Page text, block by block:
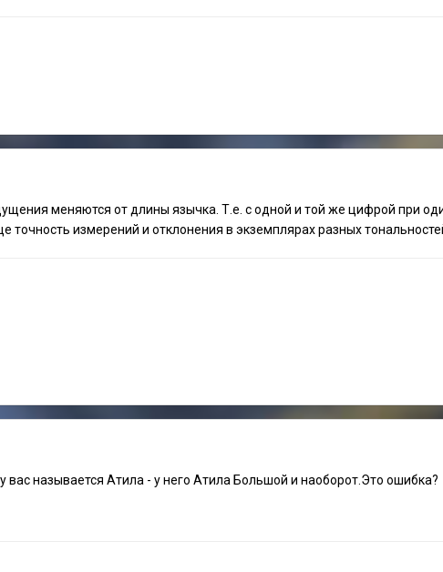
меняются от длины язычка. Т.е. с одной и той же цифрой при
точность измерений и отклонения в экземплярах разных
вас называется Атила - у него Атила Большой и наоборот.Это ошибка?